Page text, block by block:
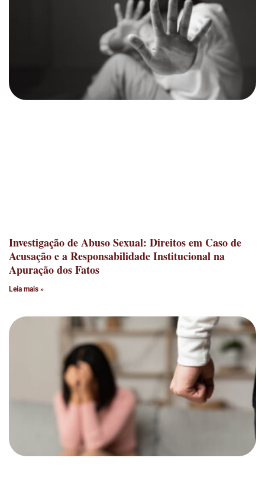
Investigação de Abuso Sexual: Direitos em Caso de
Acusação e a Responsabilidade Institucional na
Apuração dos Fatos
Leia mais »